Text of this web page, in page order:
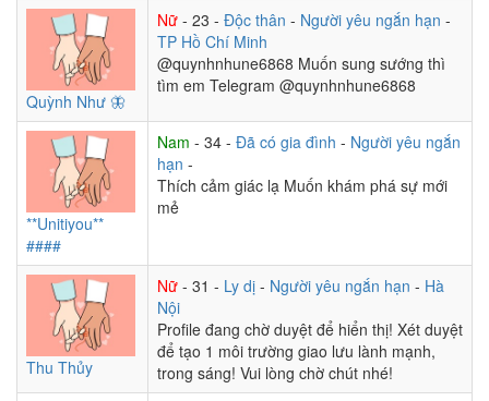
Quỳnh Như 🦋
Nữ - 23 - Độc thân - Người yêu ngắn hạn -
TP Hồ Chí Minh
@quynhnhune6868 Muốn sung sướng thì
tìm em Telegram @quynhnhune6868
**Unitiyou**
####
Nam - 34 - Đã có gia đình - Người yêu ngắn
hạn -
Thích cảm giác lạ Muốn khám phá sự mới
mẻ
Thu Thủy
Nữ - 31 - Ly dị - Người yêu ngắn hạn - Hà
Nội
Profile đang chờ duyệt để hiển thị! Xét duyệt
để tạo 1 môi trường giao lưu lành mạnh,
trong sáng! Vui lòng chờ chút nhé!